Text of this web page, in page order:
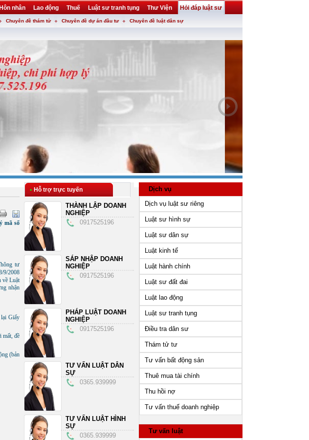
Hôn nhân Lao động Thuế Luật sư tranh tụng Thư Viện Hỏi đáp luật sư
Chuyên đề thám tử Chuyên đề dự án đầu tư Chuyên đề luật dân sự
mã số
tư
9/2008
về Luật
nhận
Giấy
mất, đề
(bản
• Hỗ trợ trực tuyến
THÀNH LẬP DOANH
NGHIỆP
0917525196
SÁP NHẬP DOANH
NGHIỆP
0917525196
PHÁP LUẬT DOANH
NGHIỆP
0917525196
TƯ VẤN LUẬT DÂN
SỰ
0365.939999
TƯ VẤN LUẬT HÌNH
SỰ
0365.939999
Dịch vụ
Dịch vụ luật sư riêng
Luật sư hình sự
Luật sư dân sự
Luật kinh tế
Luật hành chính
Luật sư đất đai
Luật lao động
Luật sư tranh tụng
Điều tra dân sư
Thám tử tư
Tư vấn bất động sản
Thuê mua tài chính
Thu hồi nợ
Tư vấn thuế doanh nghiệp
Tư vấn luật